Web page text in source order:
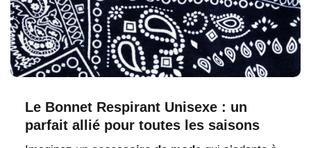
Le Bonnet Respirant Unisexe : un
parfait allié pour toutes les saisons